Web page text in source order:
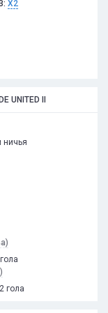
X2
UNITED II
ничья
гола